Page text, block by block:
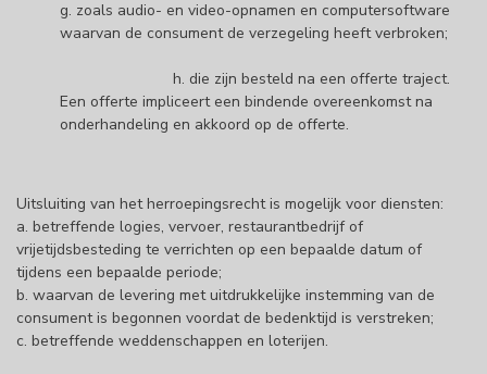
g. zoals audio- en video-opnamen en computersoftware
waarvan de consument de verzegeling heeft verbroken;
h. die zijn besteld na een offerte traject.
Een offerte impliceert een bindende overeenkomst na
onderhandeling en akkoord op de offerte.
Uitsluiting van het herroepingsrecht is mogelijk voor diensten:
a. betreffende logies, vervoer, restaurantbedrijf of
vrijetijdsbesteding te verrichten op een bepaalde datum of
tijdens een bepaalde periode;
b. waarvan de levering met uitdrukkelijke instemming van de
consument is begonnen voordat de bedenktijd is verstreken;
c. betreffende weddenschappen en loterijen.